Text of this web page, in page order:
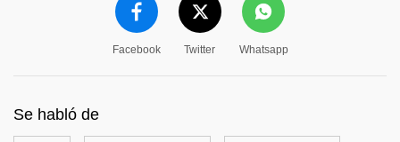
Facebook Twitter Whatsapp
Se habló de